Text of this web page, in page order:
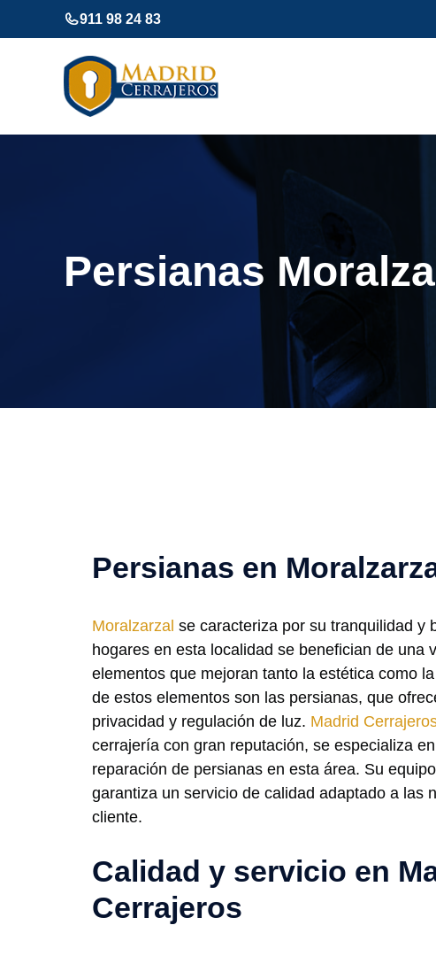
al
911 98 24 83
Persianas
Persianas en
Moralzarzal se caracteriza por su tranquilidad y
hogares en esta localidad se benefician de una
elementos que mejoran tanto la estética como
de estos elementos son las persianas, que
privacidad y regulación de luz. Madrid
cerrajería con gran reputación, se especializa
reparación de persianas en esta área. Su
garantiza un servicio de calidad adaptado a las
cliente.
Calidad y servicio en
Cerrajeros